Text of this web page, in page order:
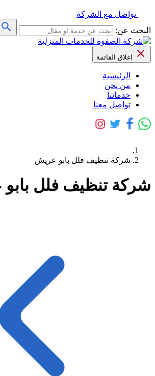
تواصل مع الشركة
البحث عن:
اغلاق القائمة
الرئيسية
من نحن
خدماتنا
تواصل معنا
شركة تنظيف فلل بابو عريش
شركة تنظيف فلل